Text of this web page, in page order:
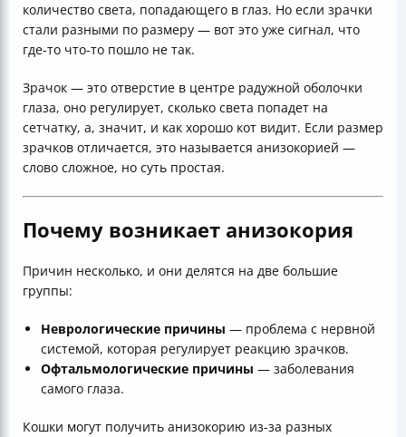
количество света, попадающего в глаз. Но если зрачки
стали разными по размеру — вот это уже сигнал, что
где-то что-то пошло не так.
Зрачок — это отверстие в центре радужной оболочки
глаза, оно регулирует, сколько света попадет на
сетчатку, а, значит, и как хорошо кот видит. Если размер
зрачков отличается, это называется анизокорией —
слово сложное, но суть простая.
Почему возникает анизокория
Причин несколько, и они делятся на две большие
группы:
Неврологические причины — проблема с нервной
системой, которая регулирует реакцию зрачков.
Офтальмологические причины — заболевания
самого глаза.
Кошки могут получить анизокорию из-за разных